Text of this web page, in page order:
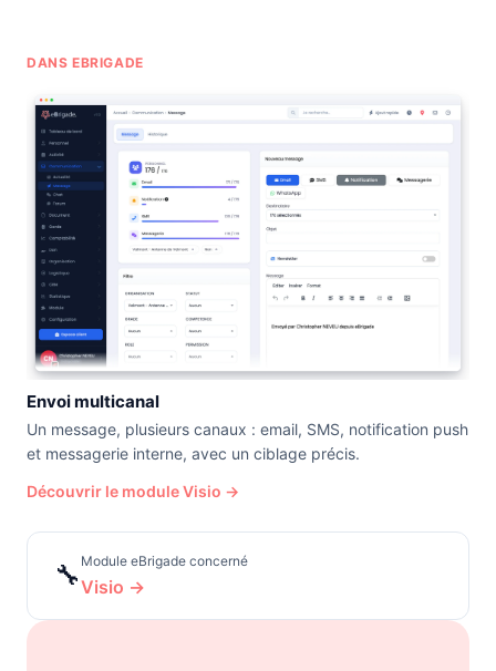
DANS EBRIGADE
Envoi multicanal
Un message, plusieurs canaux : email, SMS, notification push
et messagerie interne, avec un ciblage précis.
Découvrir le module Visio →
🔧 Module eBrigade concerné
Visio →